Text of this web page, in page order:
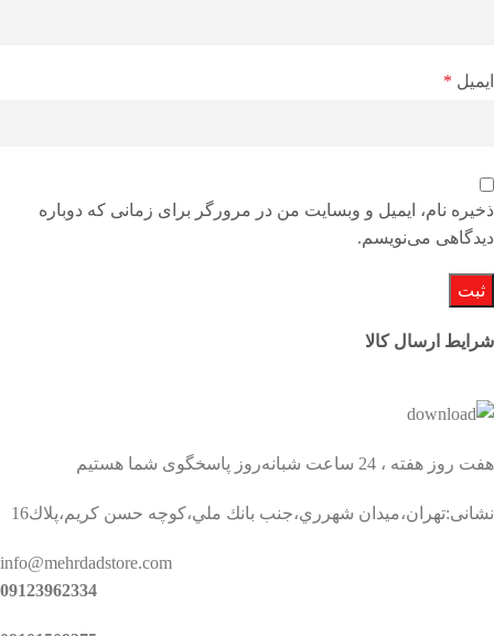
ایمیل *
ذخیره نام، ایمیل و وبسایت من در مرورگر برای زمانی که دوباره
دیدگاهی می‌نویسم.
شرایط ارسال کالا
هفت روز هفته ، 24 ساعت شبانه‌روز پاسخگوی شما هستیم
نشانی:تهران،ميدان شهرري،جنب بانك ملي،كوچه حسن كريم،پلاك16
info@mehrdadstore.com
09123962334